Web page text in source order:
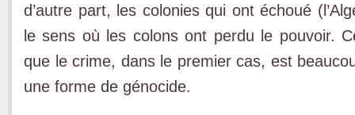
d’autre part, les colonies qui ont échoué
le sens où les colons ont perdu le pouvoir.
que le crime, dans le premier cas, est
une forme de génocide.